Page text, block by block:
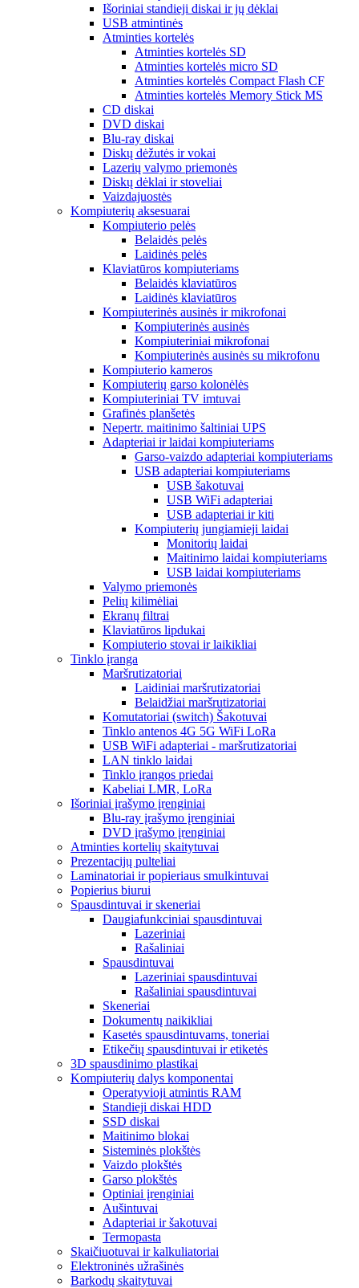
Išoriniai standieji diskai ir jų dėklai
USB atmintinės
Atminties kortelės
Atminties kortelės SD
Atminties kortelės micro SD
Atminties kortelės Compact Flash CF
Atminties kortelės Memory Stick MS
CD diskai
DVD diskai
Blu-ray diskai
Diskų dėžutės ir vokai
Lazerių valymo priemonės
Diskų dėklai ir stoveliai
Vaizdajuostės
Kompiuterių aksesuarai
Kompiuterio pelės
Belaidės pelės
Laidinės pelės
Klaviatūros kompiuteriams
Belaidės klaviatūros
Laidinės klaviatūros
Kompiuterinės ausinės ir mikrofonai
Kompiuterinės ausinės
Kompiuteriniai mikrofonai
Kompiuterinės ausinės su mikrofonu
Kompiuterio kameros
Kompiuterių garso kolonėlės
Kompiuteriniai TV imtuvai
Grafinės planšetės
Nepertr. maitinimo šaltiniai UPS
Adapteriai ir laidai kompiuteriams
Garso-vaizdo adapteriai kompiuteriams
USB adapteriai kompiuteriams
USB šakotuvai
USB WiFi adapteriai
USB adapteriai ir kiti
Kompiuterių jungiamieji laidai
Monitorių laidai
Maitinimo laidai kompiuteriams
USB laidai kompiuteriams
Valymo priemonės
Pelių kilimėliai
Ekranų filtrai
Klaviatūros lipdukai
Kompiuterio stovai ir laikikliai
Tinklo įranga
Maršrutizatoriai
Laidiniai maršrutizatoriai
Belaidžiai maršrutizatoriai
Komutatoriai (switch) Šakotuvai
Tinklo antenos 4G 5G WiFi LoRa
USB WiFi adapteriai - maršrutizatoriai
LAN tinklo laidai
Tinklo įrangos priedai
Kabeliai LMR, LoRa
Išoriniai įrašymo įrenginiai
Blu-ray įrašymo įrenginiai
DVD įrašymo įrenginiai
Atminties kortelių skaitytuvai
Prezentacijų pulteliai
Laminatoriai ir popieriaus smulkintuvai
Popierius biurui
Spausdintuvai ir skeneriai
Daugiafunkciniai spausdintuvai
Lazeriniai
Rašaliniai
Spausdintuvai
Lazeriniai spausdintuvai
Rašaliniai spausdintuvai
Skeneriai
Dokumentų naikikliai
Kasetės spausdintuvams, toneriai
Etikečių spausdintuvai ir etiketės
3D spausdinimo plastikai
Kompiuterių dalys komponentai
Operatyvioji atmintis RAM
Standieji diskai HDD
SSD diskai
Maitinimo blokai
Sisteminės plokštės
Vaizdo plokštės
Garso plokštės
Optiniai įrenginiai
Aušintuvai
Adapteriai ir šakotuvai
Termopasta
Skaičiuotuvai ir kalkuliatoriai
Elektroninės užrašinės
Barkodų skaitytuvai